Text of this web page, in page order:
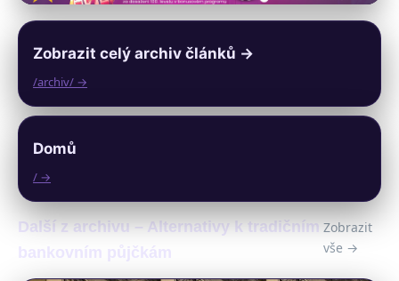
Zobrazit celý archiv článků →
/archiv/ →
Domů
/ →
Další z archivu – Alternativy k tradičním
bankovním půjčkám
Zobrazit
vše →